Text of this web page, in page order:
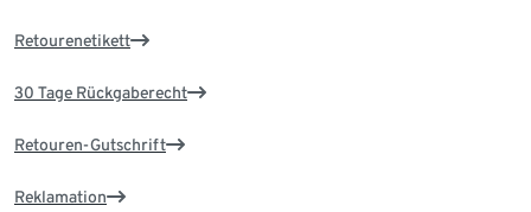
Retourenetikett
30 Tage Rückgaberecht
Retouren-Gutschrift
Reklamation